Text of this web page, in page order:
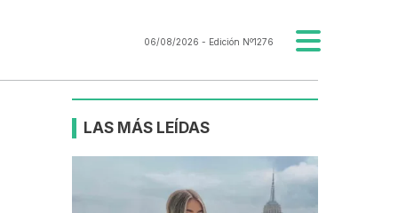
06/08/2026 - Edición Nº1276
LAS MÁS LEÍDAS